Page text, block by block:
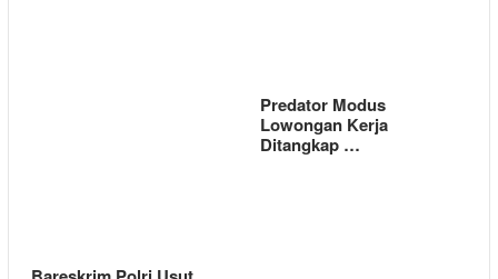
Predator Modus
Lowongan Kerja
Ditangkap …